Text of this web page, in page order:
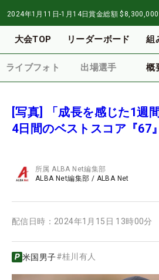
2024年1月11日-1月14日賞金総額 $8,300,000
大会TOP リーダーボード 組
ライブフォト 出場選手 概
[写真] 「成長を感じた1週
4日間のベストスコア『67
所属ALBA Net編集部
ALBA Net編集部 / ALBA Net
配信日時： 2024年1月15日 13時00分
米国男子#桂川有人